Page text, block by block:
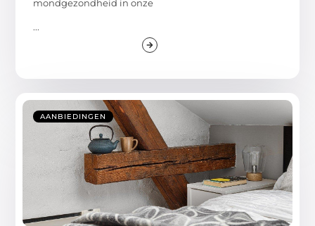
mondgezondheid in onze
...
AANBIEDINGEN